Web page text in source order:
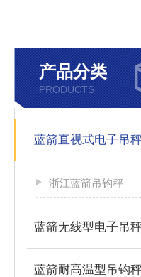
产品分类
PRODUCTS
蓝箭直视式电子吊
浙江蓝箭吊钩秤
蓝箭无线型电子吊
蓝箭耐高温型吊钩